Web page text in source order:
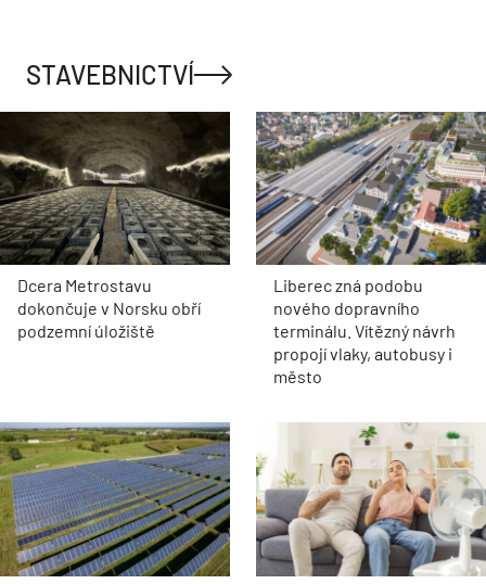
STAVEBNICTVÍ
Dcera Metrostavu
dokončuje v Norsku obří
podzemní úložiště
Liberec zná podobu
nového dopravního
terminálu. Vítězný návrh
propojí vlaky, autobusy i
město